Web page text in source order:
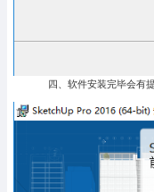
四、软件安装完毕会有提